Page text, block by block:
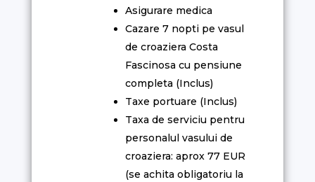
Asigurare medica
Cazare 7 nopti pe vasul
de croaziera Costa
Fascinosa cu pensiune
completa (Inclus)
Taxe portuare (Inclus)
Taxa de serviciu pentru
personalul vasului de
croaziera: aprox 77 EUR
(se achita obligatoriu la